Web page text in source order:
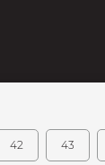
42 43